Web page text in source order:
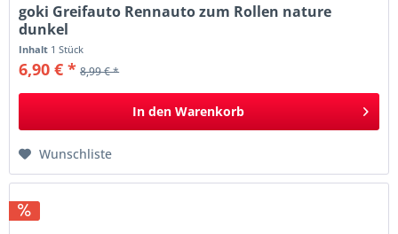
goki Greifauto Rennauto zum Rollen nature
dunkel
Inhalt 1 Stück
6,90 € * 8,99 € *
In den Warenkorb
Wunschliste